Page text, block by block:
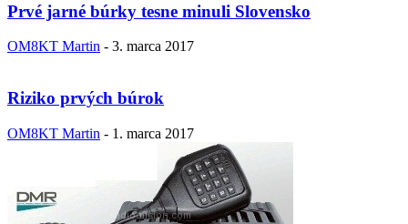
Prvé jarné búrky tesne minuli Slovensko
OM8KT Martin - 3. marca 2017
Riziko prvých búrok
OM8KT Martin - 1. marca 2017